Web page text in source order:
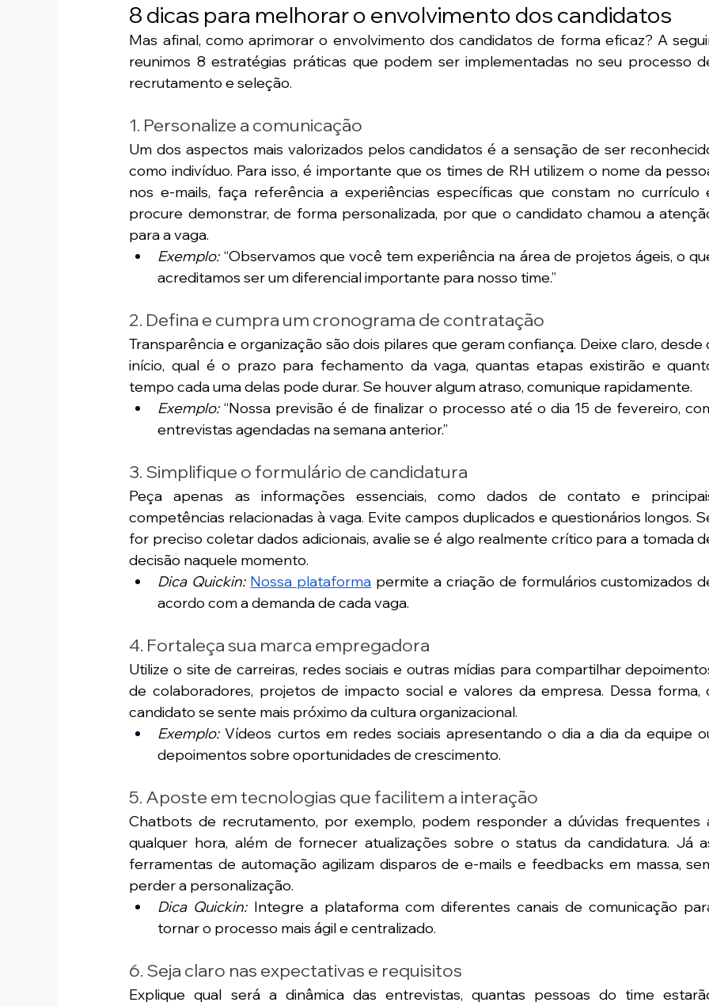
8 dicas para melhorar o envolvimento dos candidatos
Mas afinal, como aprimorar o envolvimento dos candidatos de forma eficaz? A
reunimos 8 estratégias práticas que podem ser implementadas no seu processo
recrutamento e seleção.
1. Personalize a comunicação
Um dos aspectos mais valorizados pelos candidatos é a sensação de ser
como indivíduo. Para isso, é importante que os times de RH utilizem o nome da
nos e-mails, faça referência a experiências específicas que constam no currículo
procure demonstrar, de forma personalizada, por que o candidato chamou a
para a vaga.
Exemplo: “Observamos que você tem experiência na área de projetos ágeis, o
acreditamos ser um diferencial importante para nosso time.”
2. Defina e cumpra um cronograma de contratação
Transparência e organização são dois pilares que geram confiança. Deixe claro, desde
início, qual é o prazo para fechamento da vaga, quantas etapas existirão e
tempo cada uma delas pode durar. Se houver algum atraso, comunique rapidamente.
Exemplo: “Nossa previsão é de finalizar o processo até o dia 15 de fevereiro,
entrevistas agendadas na semana anterior.”
3. Simplifique o formulário de candidatura
Peça apenas as informações essenciais, como dados de contato e
competências relacionadas à vaga. Evite campos duplicados e questionários longos.
for preciso coletar dados adicionais, avalie se é algo realmente crítico para a tomada
decisão naquele momento.
Dica Quickin: Nossa plataforma permite a criação de formulários customizados
acordo com a demanda de cada vaga.
4. Fortaleça sua marca empregadora
Utilize o site de carreiras, redes sociais e outras mídias para compartilhar
de colaboradores, projetos de impacto social e valores da empresa. Dessa forma,
candidato se sente mais próximo da cultura organizacional.
Exemplo: Vídeos curtos em redes sociais apresentando o dia a dia da equipe
depoimentos sobre oportunidades de crescimento.
5. Aposte em tecnologias que facilitem a interação
Chatbots de recrutamento, por exemplo, podem responder a dúvidas frequentes
qualquer hora, além de fornecer atualizações sobre o status da candidatura. Já
ferramentas de automação agilizam disparos de e-mails e feedbacks em massa,
perder a personalização.
Dica Quickin: Integre a plataforma com diferentes canais de comunicação
tornar o processo mais ágil e centralizado.
6. Seja claro nas expectativas e requisitos
Explique qual será a dinâmica das entrevistas, quantas pessoas do time